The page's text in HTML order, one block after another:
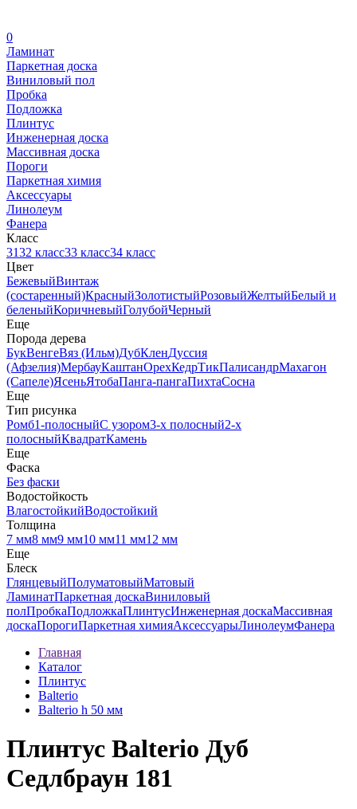
0
Ламинат
Паркетная доска
Виниловый пол
Пробка
Подложка
Плинтус
Инженерная доска
Массивная доска
Пороги
Паркетная химия
Аксессуары
Линолеум
Фанера
Класс
3132 класс33 класс34 класс
Цвет
БежевыйВинтаж
(состаренный)КрасныйЗолотистыйРозовыйЖелтыйБелый и
беленыйКоричневыйГолубойЧерный
Еще
Порода дерева
БукВенгеВяз (Ильм)ДубКленДуссия
(Афзелия)МербауКаштанОрехКедрТикПалисандрМахагон
(Сапеле)ЯсеньЯтобаПанга-пангаПихтаСосна
Еще
Тип рисунка
Ромб1-полосныйС узором3-х полосный2-х
полосныйКвадратКамень
Еще
Фаска
Без фаски
Водостойкость
ВлагостойкийВодостойкий
Толщина
7 мм8 мм9 мм10 мм11 мм12 мм
Еще
Блеск
ГлянцевыйПолуматовыйМатовый
ЛаминатПаркетная доскаВиниловый
полПробкаПодложкаПлинтусИнженерная доскаМассивная
доскаПорогиПаркетная химияАксессуарыЛинолеумФанера
Главная
Каталог
Плинтус
Balterio
Balterio h 50 мм
Плинтус Balterio Дуб
Седлбраун 181